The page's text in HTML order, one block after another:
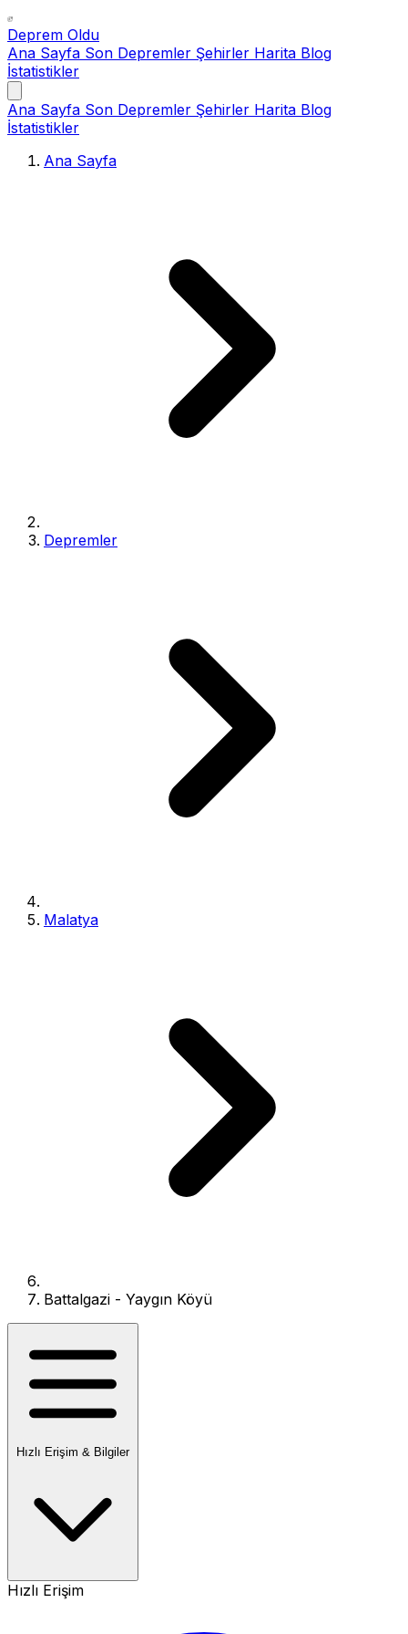
Deprem Oldu
Ana Sayfa Son Depremler Şehirler Harita Blog
İstatistikler
Ana Sayfa Son Depremler Şehirler Harita Blog
İstatistikler
Ana Sayfa
Depremler
Malatya
Battalgazi - Yaygın Köyü
Hızlı Erişim & Bilgiler
Hızlı Erişim